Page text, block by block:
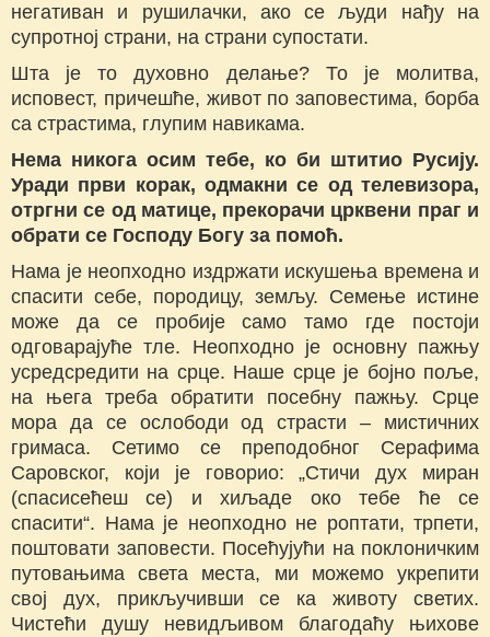
негативан и рушилачки, ако се људи нађу на
супротној страни, на страни супостати.
Шта је то духовно делање? То је молитва,
исповест, причешће, живот по заповестима, борба
са страстима, глупим навикама.
Нема никога осим тебе, ко би штитио Русију.
Уради први корак, одмакни се од телевизора,
отргни се од матице, прекорачи црквени праг и
обрати се Господу Богу за помоћ.
Нама је неопходно издржати искушења времена и
спасити себе, породицу, земљу. Семење истине
може да се пробије само тамо где постоји
одговарајуће тле. Неопходно је основну пажњу
усредсредити на срце. Наше срце је бојно поље,
на њега треба обратити посебну пажњу. Срце
мора да се ослободи од страсти – мистичних
гримаса. Сетимо се преподобног Серафима
Саровског, који је говорио: „Стичи дух миран
(спасисећеш се) и хиљаде око тебе ће се
спасити“. Нама је неопходно не роптати, трпети,
поштовати заповести. Посећујући на поклоничким
путовањима света места, ми можемо укрепити
свој дух, прикључивши се ка животу светих.
Чистећи душу невидљивом благодаћу њихове